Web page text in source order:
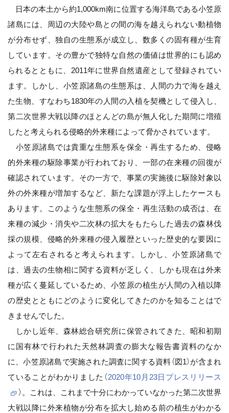
日本の本土から約1,000km南に位置する海洋島である小笠原
諸島には、周辺の大陸や島との間の海を越えられない動植物
が分布せず、独自の生態系が成立し、数多くの固有種が生育
しています。その豊かで独特な自然の価値は世界的にも認め
られるとともに、2011年に世界自然遺産として登録されてい
ます。しかし、小笠原諸島の生態系は、人間の力で海を越え
た生物、すなわち1830年の人間の入植を契機として侵入し、
第二次世界大戦以降のほとんどの島が無人化した期間に増殖
したと考えられる侵略的外来種によって脅かされています。
小笠原諸島では貴重な生態系を保全・再生するため、侵略
的外来種の駆除事業が行われており、一部の在来種の回復が
確認されています。その一方で、事業の実施後に駆除対象以
外の外来種が増加するなど、新たな課題が浮上したケースも
あります。このような生態系の保全・再生活動の成否は、在
来種の減少・消失や二次林の拡大をもたらした過去の森林伐
採の規模、侵略的外来種の侵入履歴といった歴史的な要因に
よって左右されると考えられます。しかし、小笠原諸島で
は、過去の生物相に関する資料が乏しく、しかも現在は外来
種が広く蔓延しているため、小笠原の植生が人間の入植以降
の歴史とともにどのように変化してきたのかを知ることはで
きませんでした。
しかし近年、森林総合研究所に保管されてきた、昭和初期
に国有林で行われた天然林調査の膨大な報告書資料のなか
に、小笠原諸島で実施された調査に関する資料（図1）が含まれ
ていることがわかりました（2020年10月23日プレスリリース
）。これは、これまで十分にわかっていなかった第二次世界
大戦以降に外来植物が分布を拡大し始める前の植生がわかる